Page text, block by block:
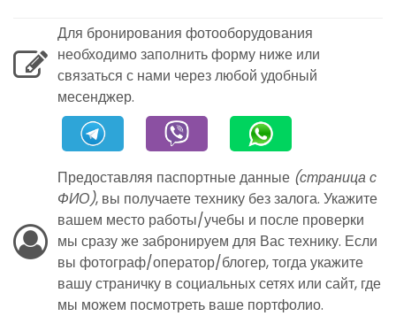
Для бронирования фотооборудования
необходимо заполнить форму ниже или
связаться с нами через любой удобный
месенджер.
Предоставляя паспортные данные (страница с
ФИО), вы получаете технику без залога. Укажите
вашем место работы/учебы и после проверки
мы сразу же забронируем для Вас технику. Если
вы фотограф/оператор/блогер, тогда укажите
вашу страничку в социальных сетях или сайт, где
мы можем посмотреть ваше портфолио.